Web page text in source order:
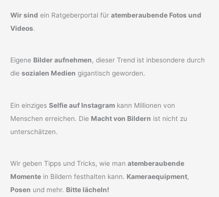
Wir sind ein Ratgeberportal füratemberaubende Fotos und
Videos.
Eigene Bilder aufnehmen, dieser Trend ist inbesondere durch
diesozialen Medien gigantisch geworden.
Ein einzigesSelfie auf Instagram kann Millionen von
Menschen erreichen. Die Macht von Bildern ist nicht zu
unterschätzen.
Wir geben Tipps und Tricks, wie manatemberaubende
Momente in Bildern festhalten kann. Kameraequipment,
Posen und mehr. Bitte lächeln!